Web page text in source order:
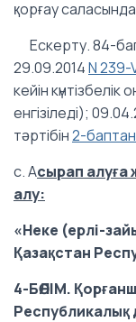
қорғау
Ескерту. 84-
29.09.2014N 239-
кейiн күнтiзбелiк
енгiзiледi);
тәртібін2-баптан
c. Aсырап алуға
алу:
«Неке (ерлі-
Қазақстан
4-БӨЛІМ.
Республикалық